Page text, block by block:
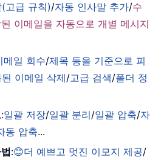
고급 규칙)/자동 인사말 추가/수
이메일을 자동으로 개별 메시지
메일 회수/제목 등을 기준으로 피
이메일 삭제/고급 검색/폴더 정
:일괄 저장/일괄 분리/일괄 압축/자
동 압축...
:😊더 예쁘고 멋진 이모지 제공/